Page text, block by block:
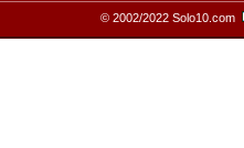
© 2002/2022 Solo10.com